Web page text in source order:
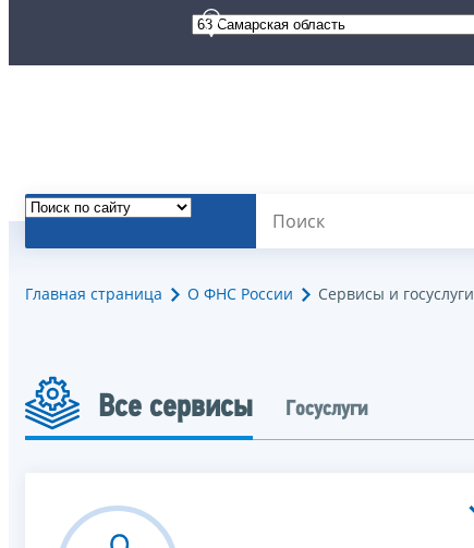
Главная страница О ФНС России Сервисы и госуслуги
Все сервисы Госуслуги